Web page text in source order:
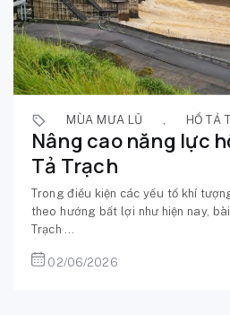
MÙA MƯA LŨ , HỒ TẢ
Nâng cao năng lực
Tả Trạch
Trong điều kiện các yếu tố khí
theo hướng bất lợi như hiện nay,
Trạch ...
02/06/2026